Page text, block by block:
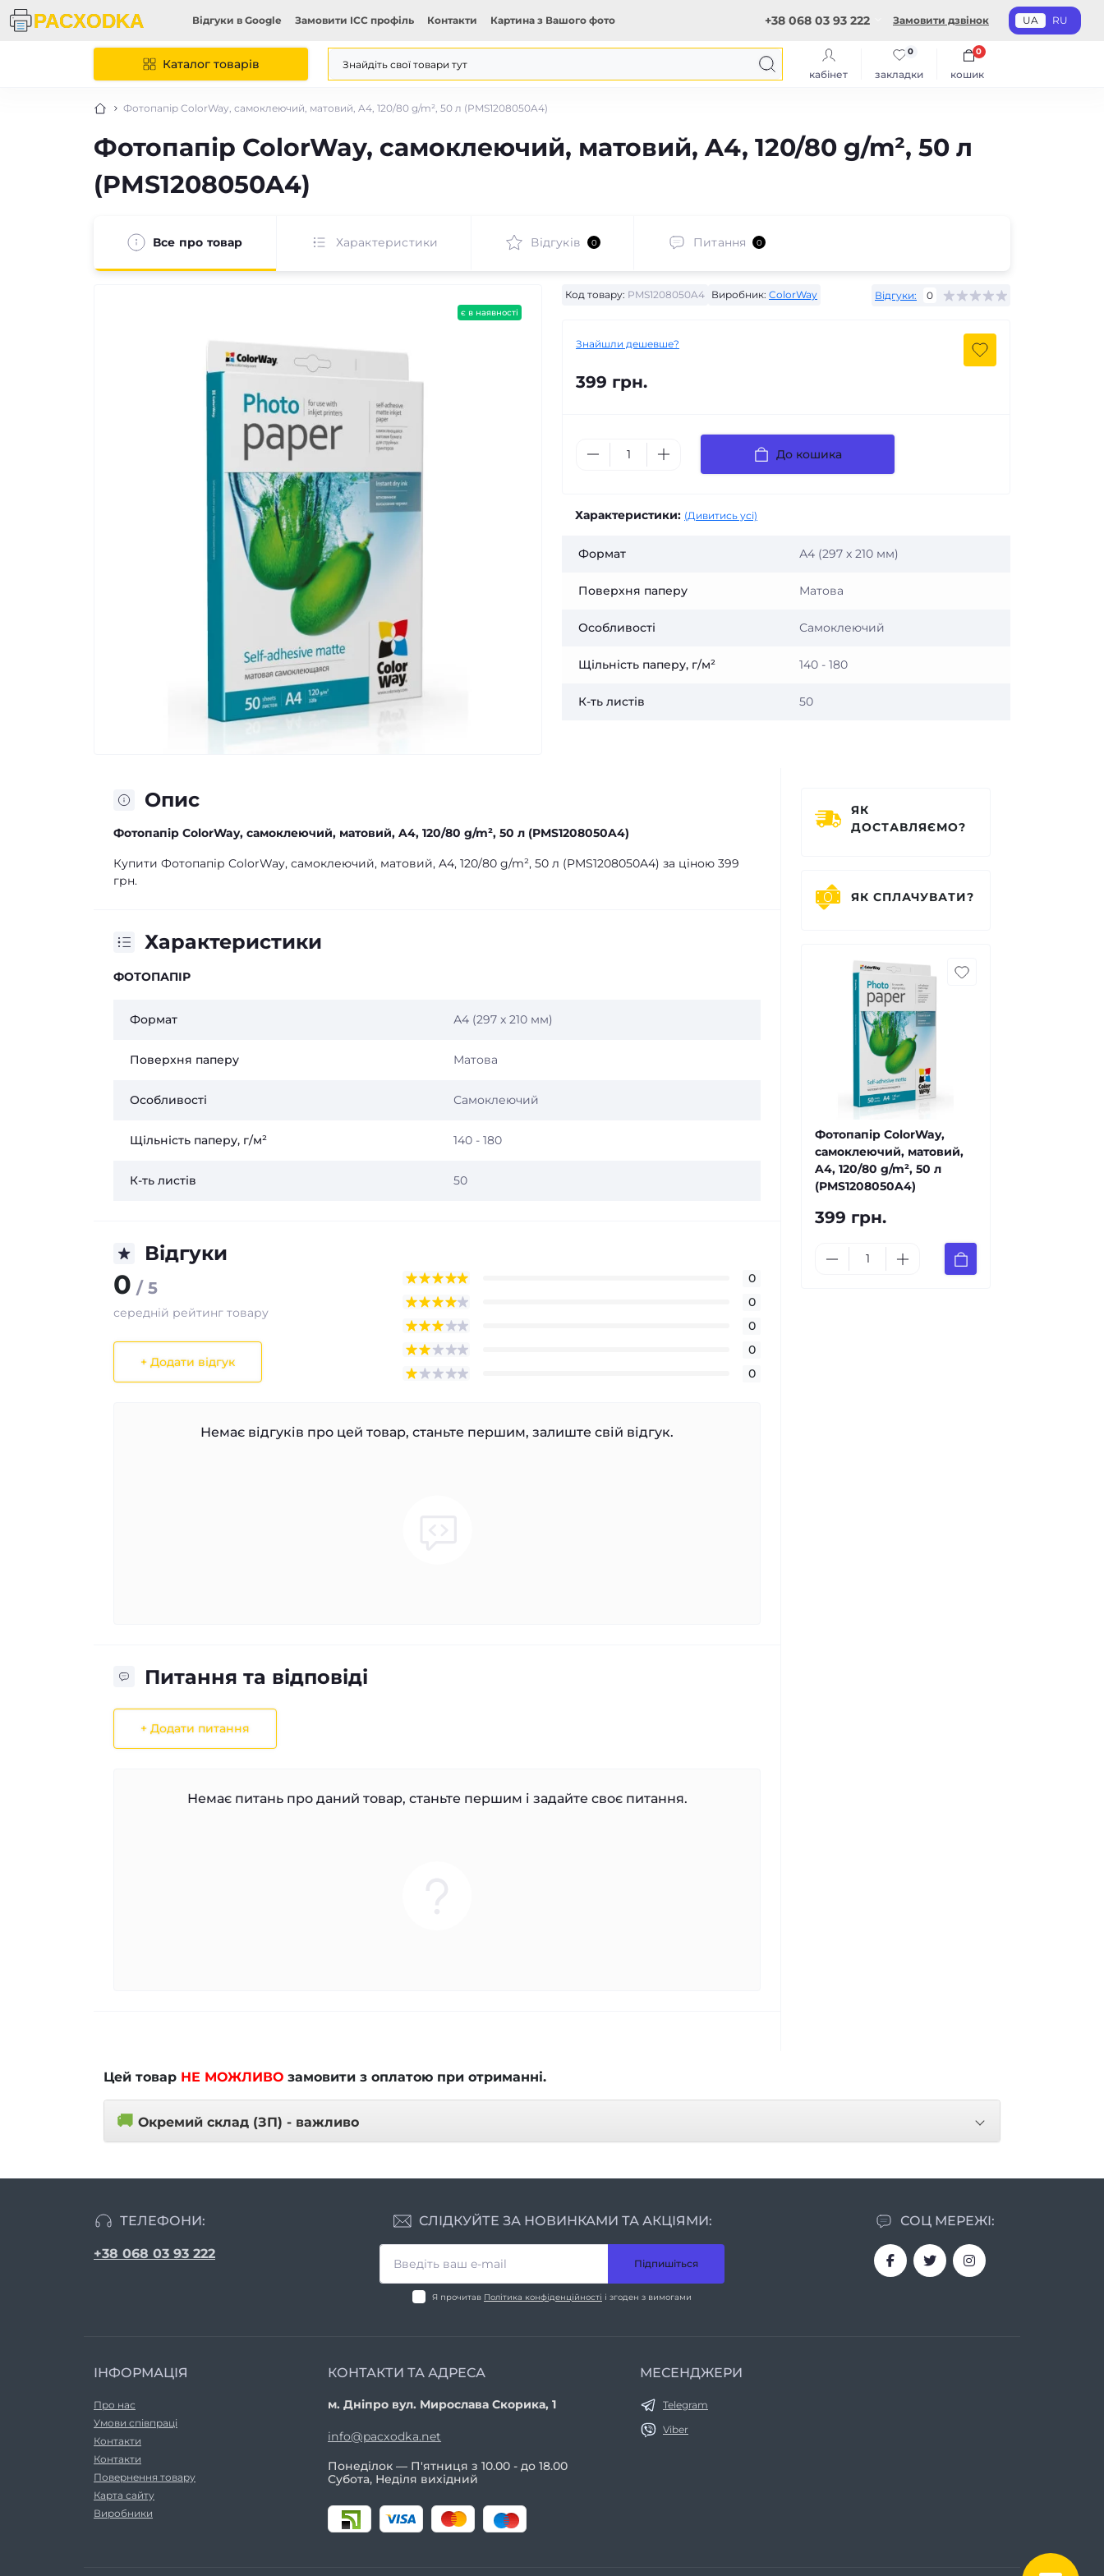
Відгуки в Google Замовити ICC профіль Контакти Картина з Вашого фото +38 068 03 93 222 Замовити дзвінок UA RU
Каталог товарів
кабінет закладки
0
кошик
0
Фотопапір ColorWay, самоклеючий, матовий, A4, 120/80 g/m², 50 л (PMS1208050A4)
Фотопапір ColorWay, самоклеючий, матовий, A4, 120/80 g/m², 50 л
(PMS1208050A4)
Все про товар Характеристики Відгуків 0 Питання 0
є в наявності
Код товару: PMS1208050A4 Виробник: ColorWay Відгуки: 0
Знайшли дешевше?
399 грн.
До кошика
Характеристики: (Дивитись усі)
Формат А4 (297 x 210 мм)
Поверхня паперу Матова
Особливості Самоклеючий
Щільність паперу, г/м² 140 - 180
К-ть листів 50
Опис
Фотопапір ColorWay, самоклеючий, матовий, A4, 120/80 g/m², 50 л (PMS1208050A4)
Купити Фотопапір ColorWay, самоклеючий, матовий, A4, 120/80 g/m², 50 л (PMS1208050A4) за ціною 399
грн.
Характеристики
ФОТОПАПІР
Формат А4 (297 x 210 мм)
Поверхня паперу Матова
Особливості Самоклеючий
Щільність паперу, г/м² 140 - 180
К-ть листів 50
Відгуки
0 / 5
середній рейтинг товару
+ Додати відгук
0
0
0
0
0
Немає відгуків про цей товар, станьте першим, залиште свій відгук.
Питання та відповіді
+ Додати питання
Немає питань про даний товар, станьте першим і задайте своє питання.
ЯК
ДОСТАВЛЯЄМО?
ЯК СПЛАЧУВАТИ?
Фотопапір ColorWay,
самоклеючий, матовий,
A4, 120/80 g/m², 50 л
(PMS1208050A4)
399 грн.
Цей товар НЕ МОЖЛИВО замовити з оплатою при отриманні.
🚚 Окремий склад (ЗП) - важливо
ТЕЛЕФОНИ:
+38 068 03 93 222
СОЦ МЕРЕЖІ:
СЛІДКУЙТЕ ЗА НОВИНКАМИ ТА АКЦІЯМИ:
Підпишіться
Я прочитав Політика конфіденційності і згоден з вимогами
ІНФОРМАЦІЯ
Про нас
Умови співпраці
Контакти
Контакти
Повернення товару
Карта сайту
Виробники
КОНТАКТИ ТА АДРЕСА
м. Дніпро вул. Мирослава Скорика, 1
info@pacxodka.net
Понеділок — П'ятниця з 10.00 - до 18.00
Субота, Неділя вихідний
МЕСЕНДЖЕРИ
Telegram
Viber